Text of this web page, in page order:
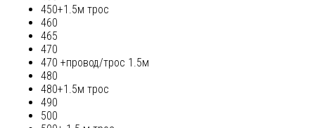
450+1.5м трос
460
465
470
470 +провод/трос 1.5м
480
480+1.5м трос
490
500